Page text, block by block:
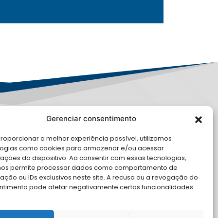
Gerenciar consentimento
a melhor experiência possível, utilizamos
como cookies para armazenar e/ou acessar
do dispositivo. Ao consentir com essas tecnologias,
permite processar dados como comportamento de
ou IDs exclusivos neste site. A recusa ou a revogação do
pode afetar negativamente certas funcionalidades.
CONOSCO
Apoio Institucional da AMB
seu evento